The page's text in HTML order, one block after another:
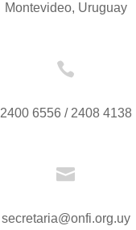
Montevideo, Uruguay

2400 6556 / 2408 4138

secretaria@onfi.org.uy